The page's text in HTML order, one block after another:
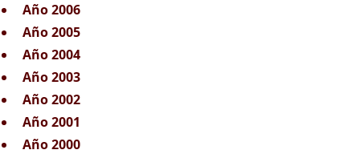
Año 2006
Año 2005
Año 2004
Año 2003
Año 2002
Año 2001
Año 2000